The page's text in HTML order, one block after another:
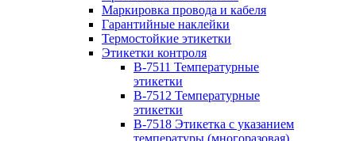
Маркировка провода и кабеля
Гарантийные наклейки
Термостойкие этикетки
Этикетки контроля
B-7511 Температурные
этикетки
B-7512 Температурные
этикетки
B-7518 Этикетка с указанием
температуры (многоразовая)